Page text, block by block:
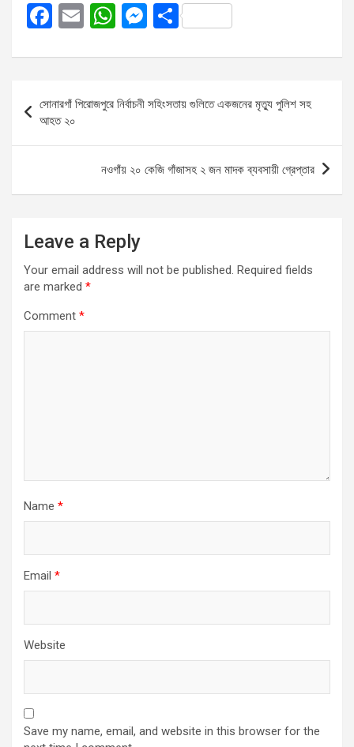
F
ce
o
o
E
ail
W
at
s
A
p
p
M
se
n
g
er
S
ar
navigation
সোনারগাঁ পিরোজপুরে নির্বাচনী সহিংসতায় গুলিতে একজনের মৃত্যু পুলিশ সহ
আহত ২০
নওগাঁয় ২০ কেজি গাঁজাসহ ২ জন মাদক ব্যবসায়ী গ্রেপ্তার
Leave a Reply
Your email address will not be published. Required fields
are marked *
Comment *
Name *
Email *
Website
Save my name, email, and website in this browser for the